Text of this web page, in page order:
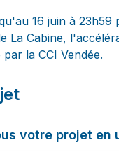
16 juin à 23h59
La Cabine,
la CCI Vendée.
votre projet en